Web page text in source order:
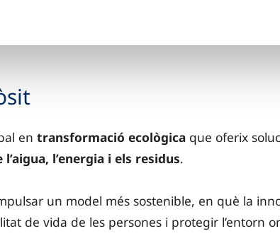
en transformació ecològica que oferix
l’energia i els residus.
un model més sostenible, en què la
de vida de les persones i protegir l’entorn